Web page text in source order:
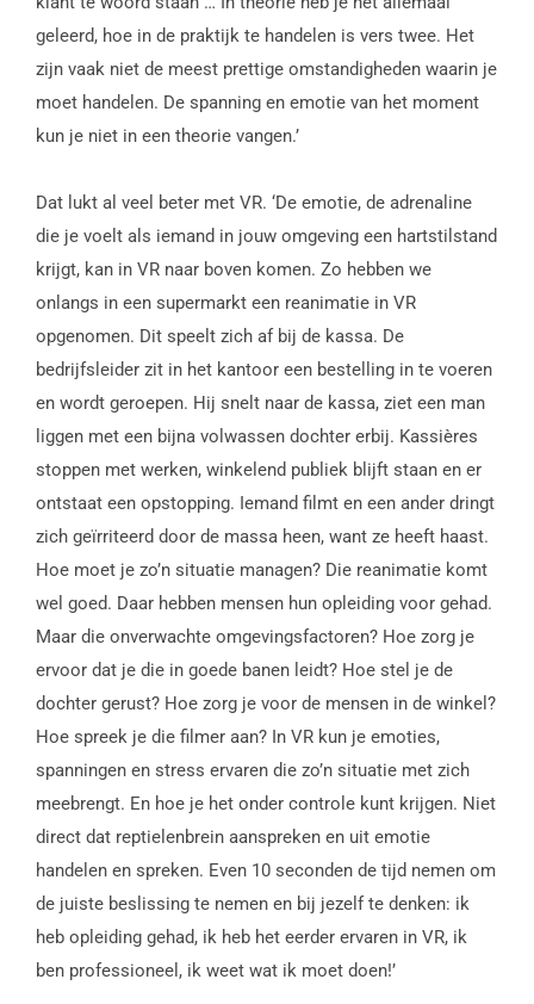
geleerd, hoe in de praktijk te handelen is vers twee. Het
zijn vaak niet de meest prettige omstandigheden waarin je
moet handelen. De spanning en emotie van het moment
kun je niet in een theorie vangen.’
Dat lukt al veel beter met VR. ‘De emotie, de adrenaline
die je voelt als iemand in jouw omgeving een hartstilstand
krijgt, kan in VR naar boven komen. Zo hebben we
onlangs in een supermarkt een reanimatie in VR
opgenomen. Dit speelt zich af bij de kassa. De
bedrijfsleider zit in het kantoor een bestelling in te voeren
en wordt geroepen. Hij snelt naar de kassa, ziet een man
liggen met een bijna volwassen dochter erbij. Kassières
stoppen met werken, winkelend publiek blijft staan en er
ontstaat een opstopping. Iemand filmt en een ander dringt
zich geïrriteerd door de massa heen, want ze heeft haast.
Hoe moet je zo’n situatie managen? Die reanimatie komt
wel goed. Daar hebben mensen hun opleiding voor gehad.
Maar die onverwachte omgevingsfactoren? Hoe zorg je
ervoor dat je die in goede banen leidt? Hoe stel je de
dochter gerust? Hoe zorg je voor de mensen in de winkel?
Hoe spreek je die filmer aan? In VR kun je emoties,
spanningen en stress ervaren die zo’n situatie met zich
meebrengt. En hoe je het onder controle kunt krijgen. Niet
direct dat reptielenbrein aanspreken en uit emotie
handelen en spreken. Even 10 seconden de tijd nemen om
de juiste beslissing te nemen en bij jezelf te denken: ik
heb opleiding gehad, ik heb het eerder ervaren in VR, ik
ben professioneel, ik weet wat ik moet doen!’